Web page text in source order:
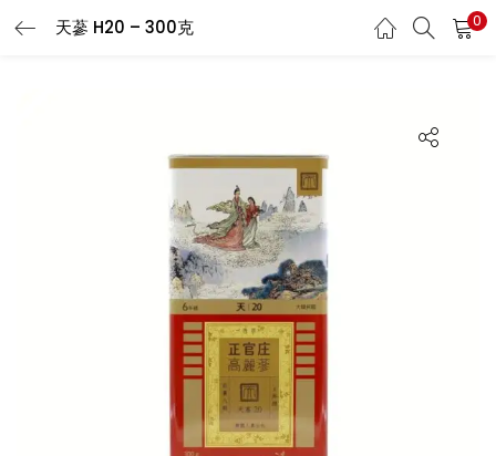
天蔘 H20 – 300克 0
LOGIN REGISTER
Login
Lost password?